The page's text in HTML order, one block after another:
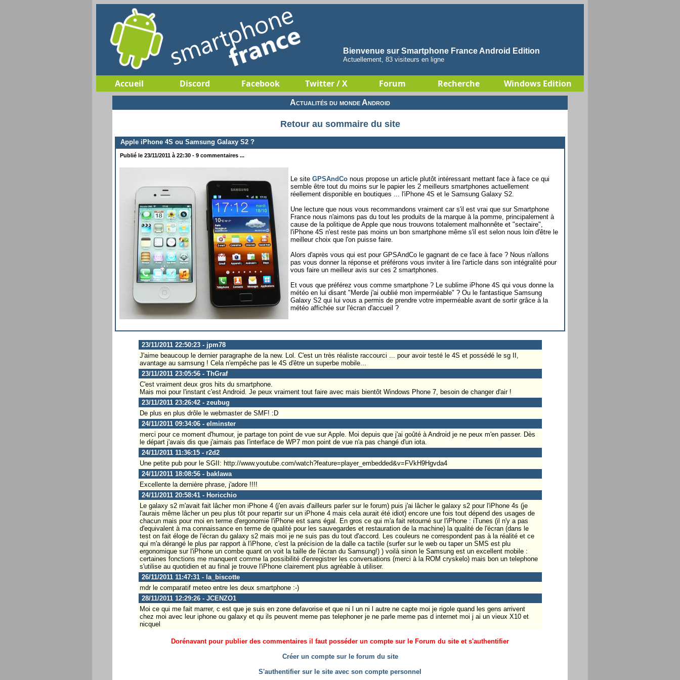
Bienvenue sur Smartphone France Android Edition
Actuellement, 83 visiteurs en ligne
Accueil Discord Facebook Twitter / X Forum Recherche Windows Edition
Actualités du monde Android
Retour au sommaire du site
Apple iPhone 4S ou Samsung Galaxy S2 ?
Publié le 23/11/2011 à 22:30 - 9 commentaires ...
Le site GPSAndCo nous propose un article plutôt intéressant mettant face à face ce qui
semble être tout du moins sur le papier les 2 meilleurs smartphones actuellement
réellement disponible en boutiques ... l'iPhone 4S et le Samsung Galaxy S2.
Une lecture que nous vous recommandons vraiment car s'il est vrai que sur Smartphone
France nous n'aimons pas du tout les produits de la marque à la pomme, principalement à
cause de la politique de Apple que nous trouvons totalement malhonnête et "sectaire",
l'iPhone 4S n'est reste pas moins un bon smartphone même s'il est selon nous loin d'être le
meilleur choix que l'on puisse faire.
Alors d'après vous qui est pour GPSAndCo le gagnant de ce face à face ? Nous n'allons
pas vous donner la réponse et préférons vous inviter à lire l'article dans son intégralité pour
vous faire un meilleur avis sur ces 2 smartphones.
Et vous que préférez vous comme smartphone ? Le sublime iPhone 4S qui vous donne la
météo en lui disant "Merde j'ai oublié mon imperméable" ? Ou le fantastique Samsung
Galaxy S2 qui lui vous a permis de prendre votre imperméable avant de sortir grâce à la
météo affichée sur l'écran d'accueil ?
23/11/2011 22:50:23 - jpm78
J'aime beaucoup le dernier paragraphe de la new. Lol. C'est un très réaliste raccourci ... pour avoir testé le 4S et possédé le sg II,
avantage au samsung ! Cela n'empêche pas le 4S d'être un superbe mobile...
23/11/2011 23:05:56 - ThGraf
C'est vraiment deux gros hits du smartphone.
Mais moi pour l'instant c'est Android. Je peux vraiment tout faire avec mais bientôt Windows Phone 7, besoin de changer d'air !
23/11/2011 23:26:42 - zeubug
De plus en plus drôle le webmaster de SMF! :D
24/11/2011 09:34:06 - elminster
merci pour ce moment d'humour, je partage ton point de vue sur Apple. Moi depuis que j'ai goûté à Android je ne peux m'en passer. Dès
le départ j'avais dis que j'aimais pas l'interface de WP7 mon point de vue n'a pas changé d'un iota.
24/11/2011 11:36:15 - r2d2
Une petite pub pour le SGII: http://www.youtube.com/watch?feature=player_embedded&v=FVkH9Hgvda4
24/11/2011 18:08:56 - baklawa
Excellente la dernière phrase, j'adore !!!!
24/11/2011 20:58:41 - Horicchio
Le galaxy s2 m'avait fait lâcher mon iPhone 4 (j'en avais d'ailleurs parler sur le forum) puis j'ai lâcher le galaxy s2 pour l'iPhone 4s (je
l'aurais même lâcher un peu plus tôt pour repartir sur un iPhone 4 mais cela aurait été idiot) encore une fois tout dépend des usages de
chacun mais pour moi en terme d'ergonomie l'iPhone est sans égal. En gros ce qui m'a fait retourné sur l'iPhone : iTunes (il n'y a pas
d'equivalent à ma connaissance en terme de qualité pour les sauvegardes et restauration de la machine) la qualité de l'écran (dans le
test on fait éloge de l'écran du galaxy s2 mais moi je ne suis pas du tout d'accord. Les couleurs ne correspondent pas à la réalité et ce
qui m'a dérangé le plus par rapport à l'iPhone, c'est la précision de la dalle ca tactile (surfer sur le web ou taper un SMS est plu
ergonomique sur l'iPhone un combe quant on voit la taille de l'écran du Samsung!) ) voilà sinon le Samsung est un excellent mobile :
certaines fonctions me manquent comme la possibilité d'enregistrer les conversations (merci à la ROM cryskelo) mais bon un telephone
s'utilise au quotidien et au final je trouve l'iPhone clairement plus agréable à utiliser.
26/11/2011 11:47:31 - la_biscotte
mdr le comparatif meteo entre les deux smartphone :-)
28/11/2011 12:29:26 - JCENZO1
Moi ce qui me fait marrer, c est que je suis en zone defavorise et que ni l un ni l autre ne capte moi je rigole quand les gens arrivent
chez moi avec leur iphone ou galaxy et qu ils peuvent meme pas telephoner je ne parle meme pas d internet moi j ai un vieux X10 et
nicquel
Dorénavant pour publier des commentaires il faut posséder un compte sur le Forum du site et s'authentifier
Créer un compte sur le forum du site
S'authentifier sur le site avec son compte personnel